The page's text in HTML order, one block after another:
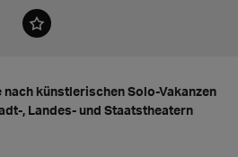
künstlerischen Solo-Vakanzen
, Landes- und Staatstheatern